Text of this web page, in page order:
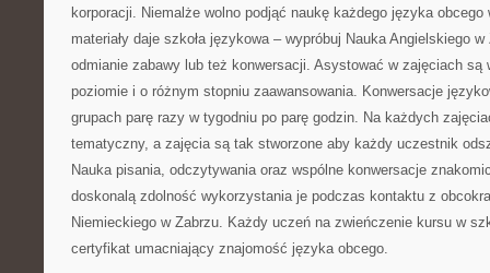
korporacji. Niemalże wolno podjąć naukę każdego języka
materiały daje szkoła językowa – wypróbuj Nauka Angielskiego
odmianie zabawy lub też konwersacji. Asystować w zajęciach są
poziomie i o różnym stopniu zaawansowania. Konwersacje
grupach parę razy w tygodniu po parę godzin. Na każdych
tematyczny, a zajęcia są tak stworzone aby każdy uczestnik
Nauka pisania, odczytywania oraz wspólne konwersacje
doskonalą zdolność wykorzystania je podczas kontaktu z
Niemieckiego w Zabrzu. Każdy uczeń na zwieńczenie kursu w
certyfikat umacniający znajomość języka obcego.